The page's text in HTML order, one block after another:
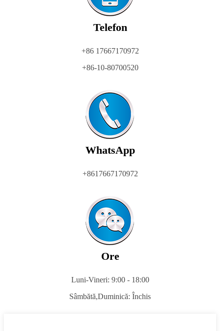
Telefon
+86 17667170972
+86-10-80700520
WhatsApp
+8617667170972
Ore
Luni-Vineri: 9:00 - 18:00
Sâmbătă,Duminică: Închis